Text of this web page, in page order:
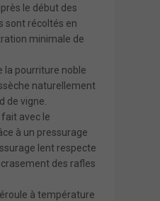
le début des
sont récoltés en
minimale de
la pourriture noble
naturellement
de vigne.
fait avec le
à un pressurage
lent respecte
des rafles
à température